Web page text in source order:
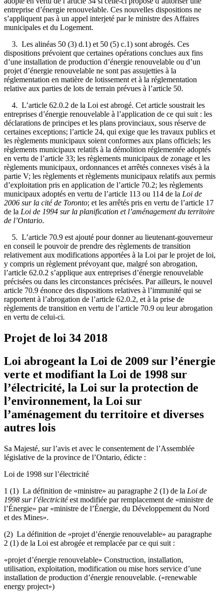
entreprise d’énergie renouvelable. Ces nouvelles dispositions ne
s’appliquent pas à un appel interjeté par le ministre des Affaires
municipales et du Logement.
3. Les alinéas 50 (3) d.1) et 50 (5) c.1) sont abrogés. Ces
dispositions prévoient que certaines opérations conclues aux fins
d’une installation de production d’énergie renouvelable ou d’un
projet d’énergie renouvelable ne sont pas assujetties à la
réglementation en matière de lotissement et à la réglementation
relative aux parties de lots de terrain prévues à l’article 50.
4. L’article 62.0.2 de la Loi est abrogé. Cet article soustrait les
entreprises d’énergie renouvelable à l’application de ce qui suit : les
déclarations de principes et les plans provinciaux, sous réserve de
certaines exceptions; l’article 24, qui exige que les travaux publics et
les règlements municipaux soient conformes aux plans officiels; les
règlements municipaux relatifs à la démolition réglementée adoptés
en vertu de l’article 33; les règlements municipaux de zonage et les
règlements municipaux, ordonnances et arrêtés connexes visés à la
partie V; les règlements et règlements municipaux relatifs aux permis
d’exploitation pris en application de l’article 70.2; les règlements
municipaux adoptés en vertu de l’article 113 ou 114 de la Loi de
2006 sur la cité de Toronto; et les arrêtés pris en vertu de l’article 17
de la Loi de 1994 sur la planification et l’aménagement du territoire
de l’Ontario.
5. L’article 70.9 est ajouté pour donner au lieutenant-gouverneur
en conseil le pouvoir de prendre des règlements de transition
relativement aux modifications apportées à la Loi par le projet de loi,
y compris un règlement prévoyant que, malgré son abrogation,
l’article 62.0.2 s’applique aux entreprises d’énergie renouvelable
précisées ou dans les circonstances précisées. Par ailleurs, le nouvel
article 70.9 énonce des dispositions relatives à l’immunité qui se
rapportent à l’abrogation de l’article 62.0.2, et à la prise de
règlements de transition en vertu de l’article 70.9 ou leur abrogation
en vertu de celui-ci.
Projet de loi 34 2018
Loi abrogeant la Loi de 2009 sur l’énergie
verte et modifiant la Loi de 1998 sur
l’électricité, la Loi sur la protection de
l’environnement, la Loi sur
l’aménagement du territoire et diverses
autres lois
Sa Majesté, sur l’avis et avec le consentement de l’Assemblée
législative de la province de l’Ontario, édicte :
Loi de 1998 sur l’électricité
1 (1) La définition de «ministre» au paragraphe 2 (1) de la Loi de
1998 sur l’électricitéest modifiée par remplacement de «ministre de
l’Énergie» par «ministre de l’Énergie, du Développement du Nord
et des Mines».
(2) La définition de «projet d’énergie renouvelable» au paragraphe
2 (1) de la Loi est abrogée et remplacée par ce qui suit :
«projet d’énergie renouvelable» Construction, installation,
utilisation, exploitation, modification ou mise hors service d’une
installation de production d’énergie renouvelable. («renewable
energy project»)